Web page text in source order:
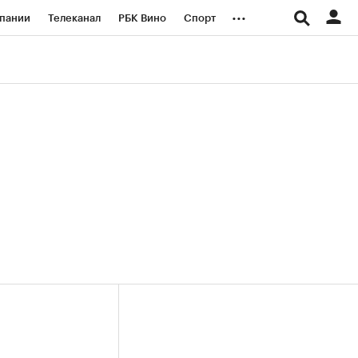
Телеканал РБК Вино Спорт ...